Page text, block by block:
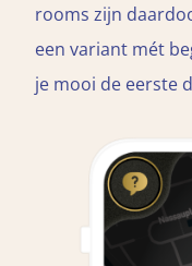
rooms zijn
een variant mét
je mooi de eerste